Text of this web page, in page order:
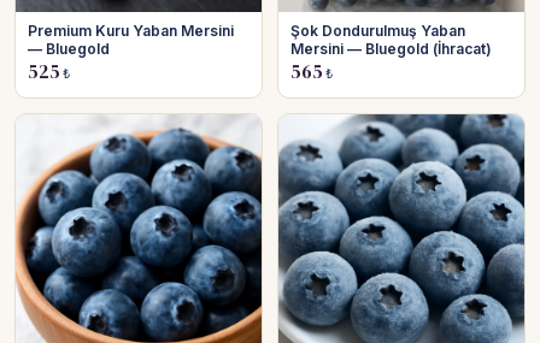
Premium Kuru Yaban Mersini
— Bluegold
525 ₺
Şok Dondurulmuş Yaban
Mersini — Bluegold (İhracat)
565 ₺